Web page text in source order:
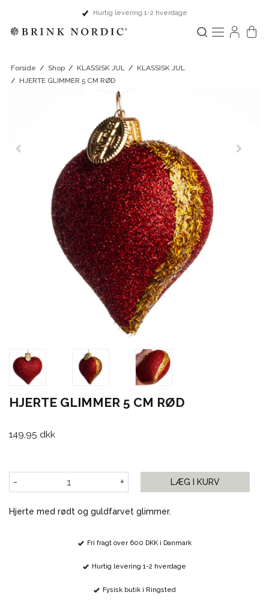
Hurtig levering 1-2 hverdage
Forside / Shop / KLASSISK JUL / KLASSISK JUL
/ HJERTE GLIMMER 5 CM RØD
HJERTE GLIMMER 5 CM RØD
149,95 dkk
- + LÆG I KURV
Hjerte med rødt og guldfarvet glimmer.
Fri fragt over 600 DKK i Danmark
Hurtig levering 1-2 hverdage
Fysisk butik i Ringsted